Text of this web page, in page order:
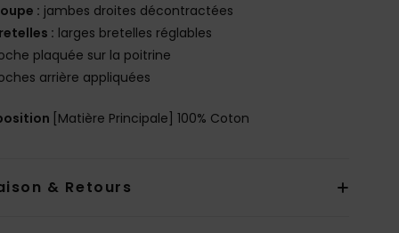
: jambes droites décontractées
: larges bretelles réglables
plaquée sur la poitrine
arrière appliquées
[Matière Principale] 100% Coton
& Retours